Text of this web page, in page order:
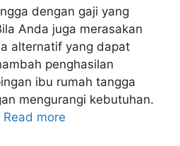
dengan gaji yang
Anda juga merasakan
alternatif yang dapat
penghasilan
ibu rumah tangga
mengurangi kebutuhan.
Read more